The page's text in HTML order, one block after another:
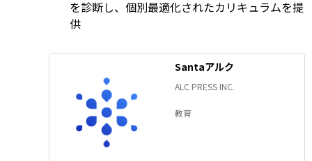
を診断し、個別最適化されたカリキュラムを提
供
Santaアルク
ALC PRESS INC.
教育